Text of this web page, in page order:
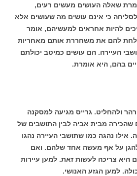
שאלה העושים מעשים רעים,
לסליחה כי אינם עושים מה שעושים אלא
להיות אחראים למעשיהם, אומר
להם את משחררת אותם מאחריות
העיירה. הם עושים כמיטב יכולתם
בהם, היא אומרת.
ולהחליט. גרייס מגיעה למסקנה
שהכירה מבית אביה לבין התושבים של
אילו נהגה כמו שתושבי העיירה נהגו
להגן על אף מעשה אחד שלהם. ואם
צריכה לעשות זאת. למען עיירות
למען הגזע האנושי.